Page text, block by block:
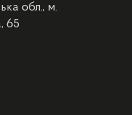
обл., м.
65